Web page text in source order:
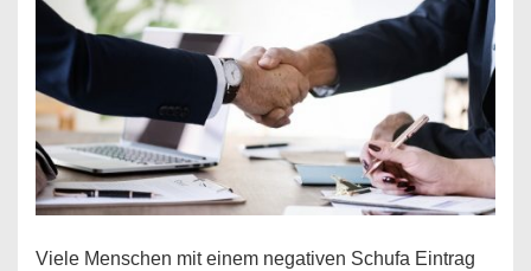
funktioniert’s
Viele Menschen mit einem negativen Schufa Eintrag